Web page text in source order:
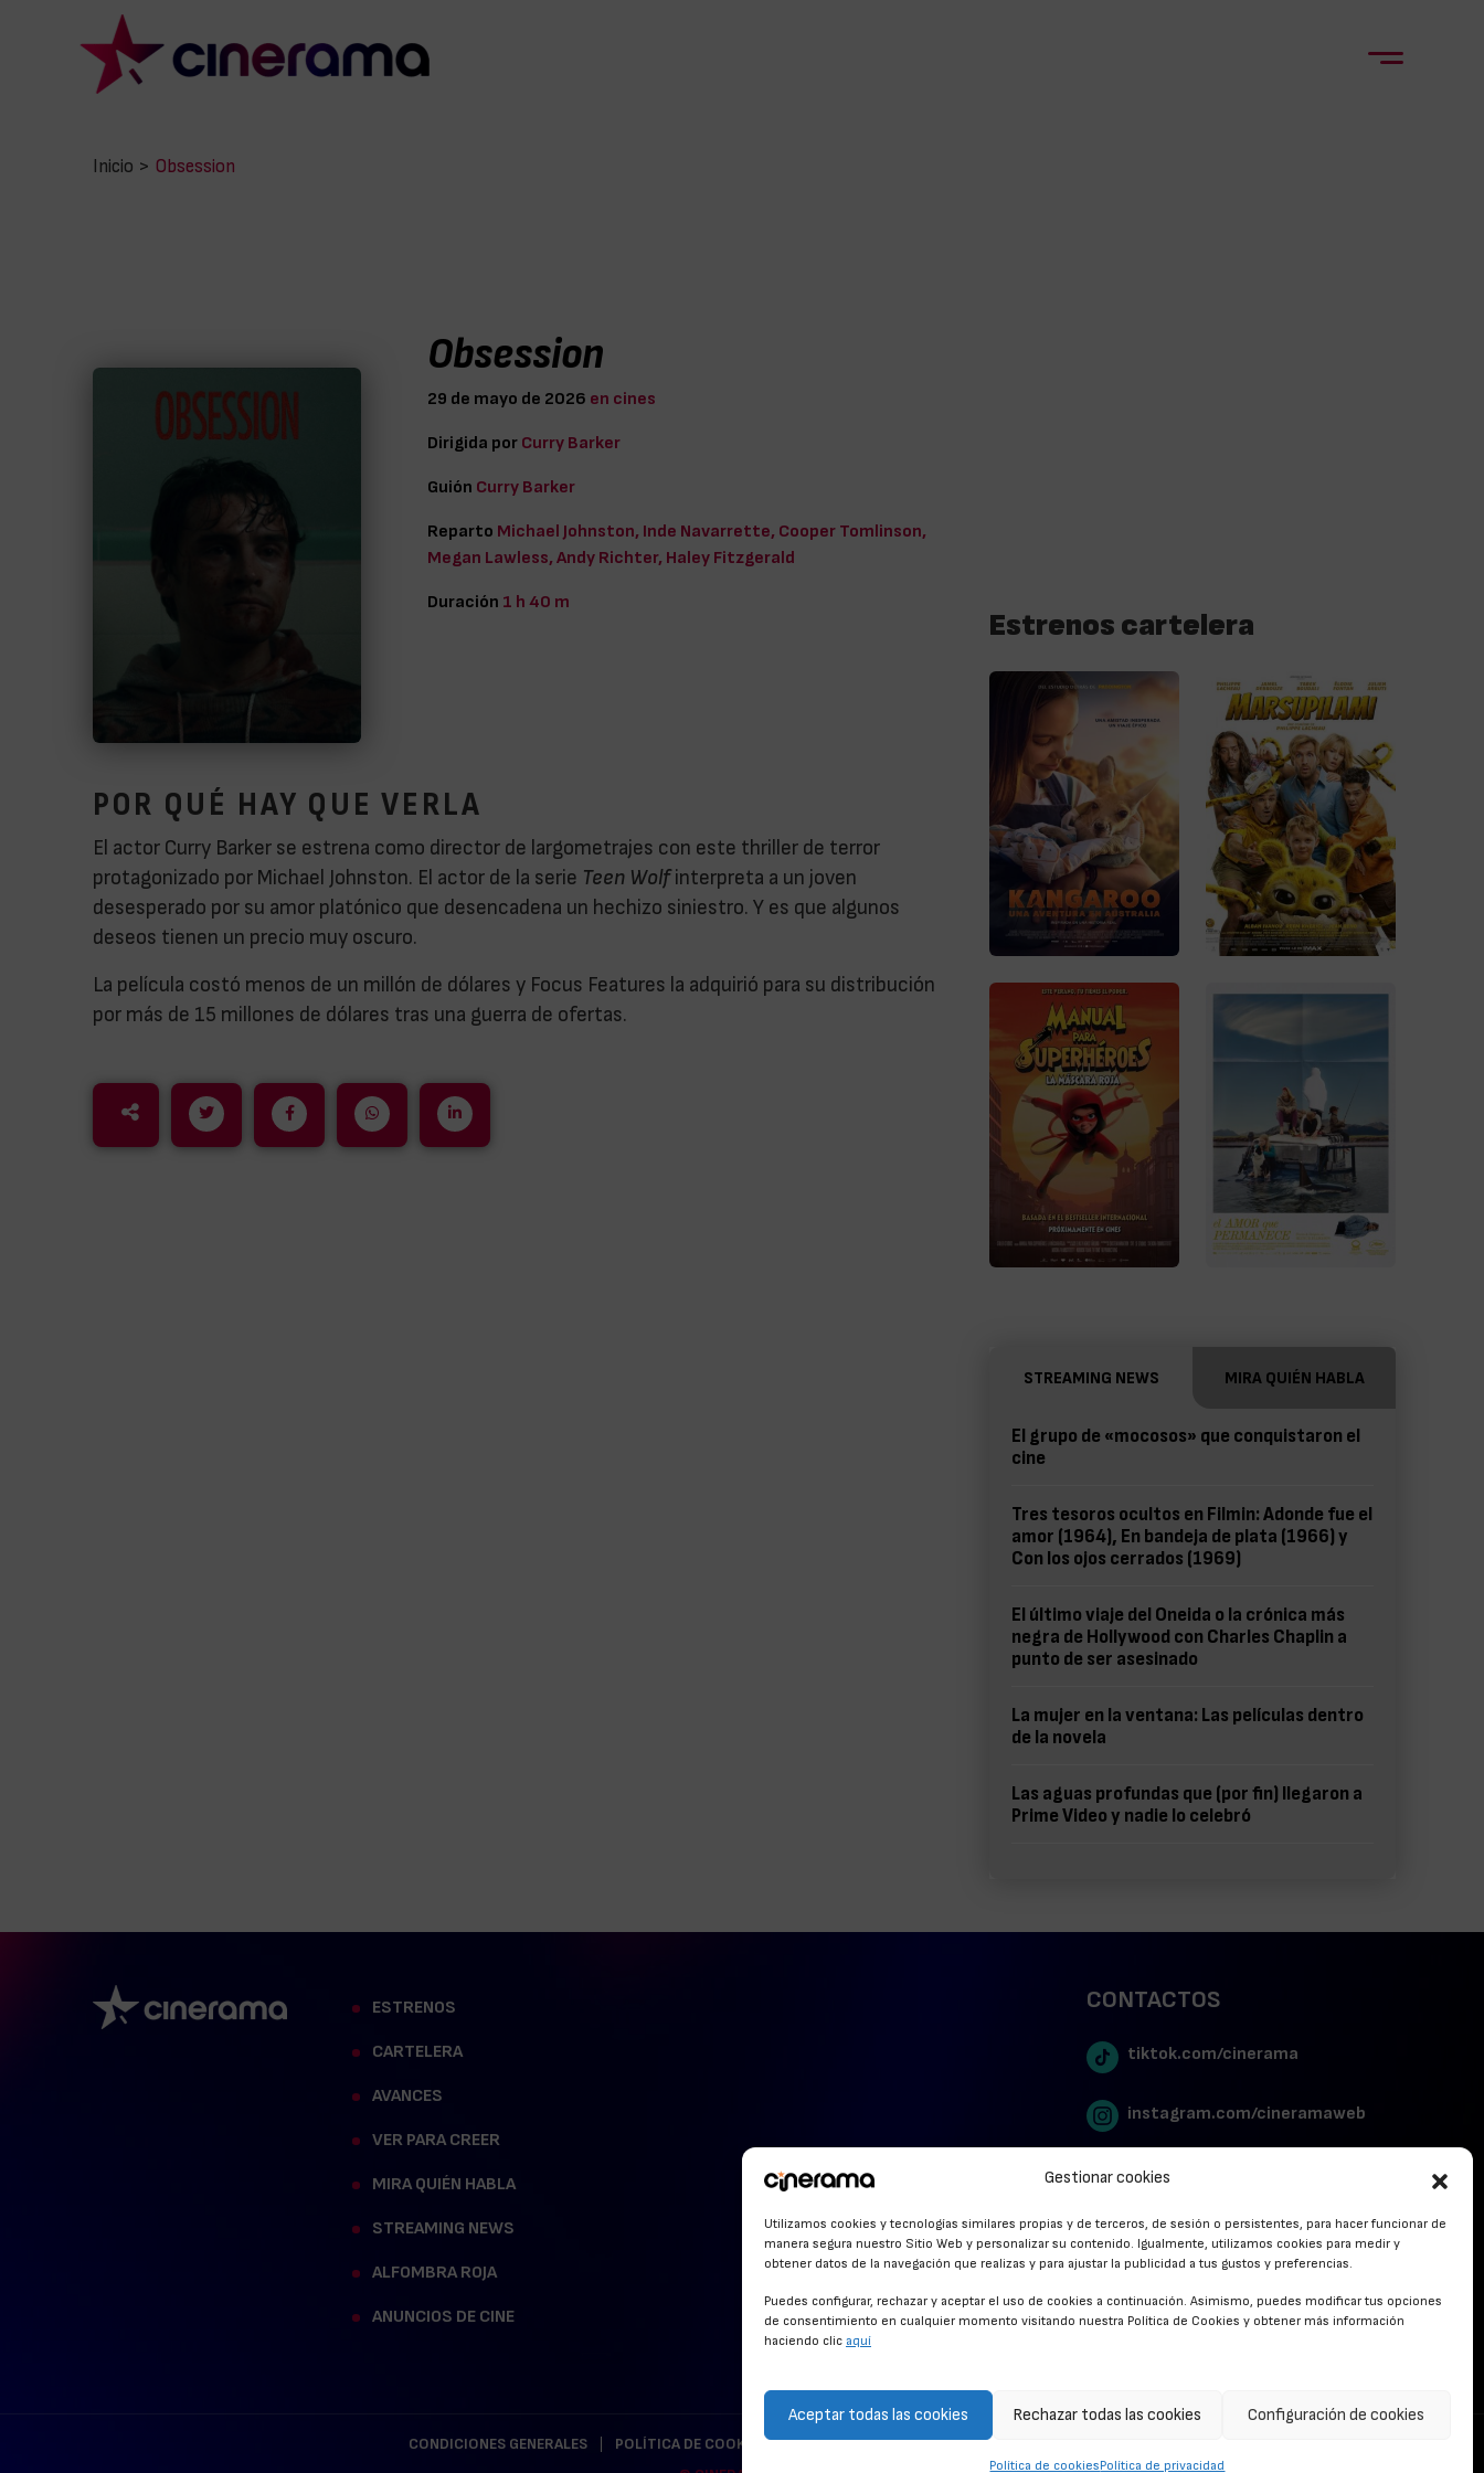
Gestionar cookies
Utilizamos cookies y tecnologías similares propias y de terceros, de sesión o persistentes, para hacer funcionar de
manera segura nuestro Sitio Web y personalizar su contenido. Igualmente, utilizamos cookies para medir y
obtener datos de la navegación que realizas y para ajustar la publicidad a tus gustos y preferencias.
Puedes configurar, rechazar y aceptar el uso de cookies a continuación. Asimismo, puedes modificar tus opciones
de consentimiento en cualquier momento visitando nuestra Política de Cookies y obtener más información
haciendo clic aquí
Aceptar todas las cookies Rechazar todas las cookies Configuración de cookies
Política de cookiesPolítica de privacidad
Inicio > Obsession
Obsession
29 de mayo de 2026 en cines
Dirigida por Curry Barker
Guión Curry Barker
Reparto Michael Johnston, Inde Navarrette, Cooper Tomlinson,
Megan Lawless, Andy Richter, Haley Fitzgerald
Duración 1 h 40 m
POR QUÉ HAY QUE VERLA
El actor Curry Barker se estrena como director de largometrajes con este thriller de terror
protagonizado por Michael Johnston. El actor de la serie Teen Wolfinterpreta a un joven
desesperado por su amor platónico que desencadena un hechizo siniestro. Y es que algunos
deseos tienen un precio muy oscuro.
La película costó menos de un millón de dólares y Focus Features la adquirió para su distribución
por más de 15 millones de dólares tras una guerra de ofertas.
Estrenos cartelera
STREAMING NEWS MIRA QUIÉN HABLA
El grupo de «mocosos» que conquistaron el
cine
Tres tesoros ocultos en Filmin: Adonde fue el
amor (1964), En bandeja de plata (1966) y
Con los ojos cerrados (1969)
El último viaje del Oneida o la crónica más
negra de Hollywood con Charles Chaplin a
punto de ser asesinado
La mujer en la ventana: Las películas dentro
de la novela
Las aguas profundas que (por fin) llegaron a
Prime Video y nadie lo celebró
ESTRENOS
CARTELERA
AVANCES
VER PARA CREER
MIRA QUIÉN HABLA
STREAMING NEWS
ALFOMBRA ROJA
ANUNCIOS DE CINE
CONTACTOS
tiktok.com/cinerama
instagram.com/cineramaweb
twitter.com/cinerames
Youtube Canal Cinerama
CONDICIONES GENERALES POLÍTICA DE COOKIES POLÍTICA DE PRIVACIDAD